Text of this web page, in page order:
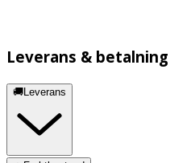
Leverans & betalning
🚚Leverans